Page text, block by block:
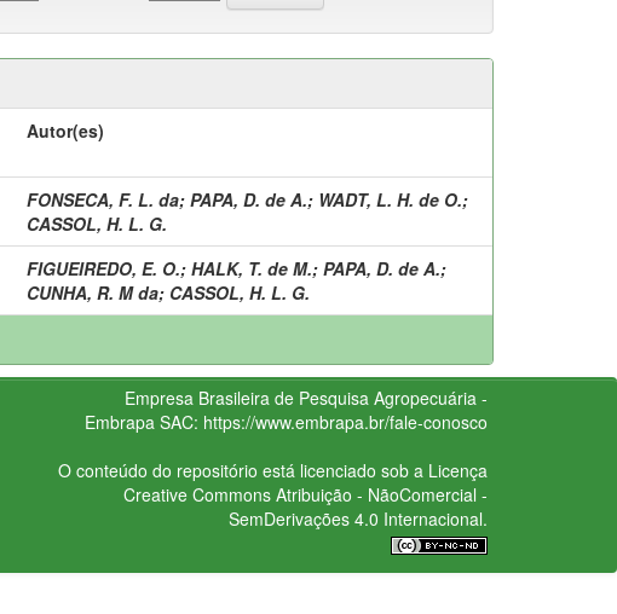
Autor(es)
FONSECA, F. L. da; PAPA, D. de A.; WADT, L. H. de O.;
CASSOL, H. L. G.
FIGUEIREDO, E. O.; HALK, T. de M.; PAPA, D. de A.;
CUNHA, R. M da; CASSOL, H. L. G.
Empresa Brasileira de Pesquisa Agropecuária -
Embrapa SAC: https://www.embrapa.br/fale-conosco
O conteúdo do repositório está licenciado sob a Licença
Creative CommonsAtribuição - NãoComercial -
SemDerivações 4.0 Internacional.